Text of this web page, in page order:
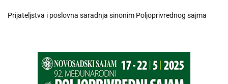
Prijateljstva i poslovna saradnja sinonim Poljoprivrednog sajma